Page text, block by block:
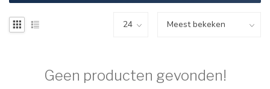
Geen producten gevonden!